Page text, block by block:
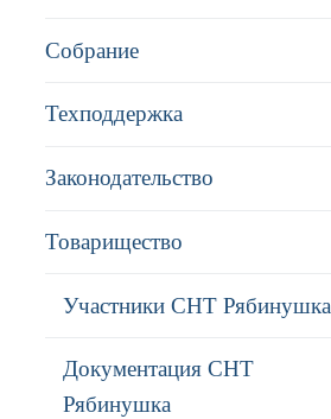
Собрание
Техподдержка
Законодательство
Товарищество
Участники СНТ Рябинушка
Документация СНТ
Рябинушка